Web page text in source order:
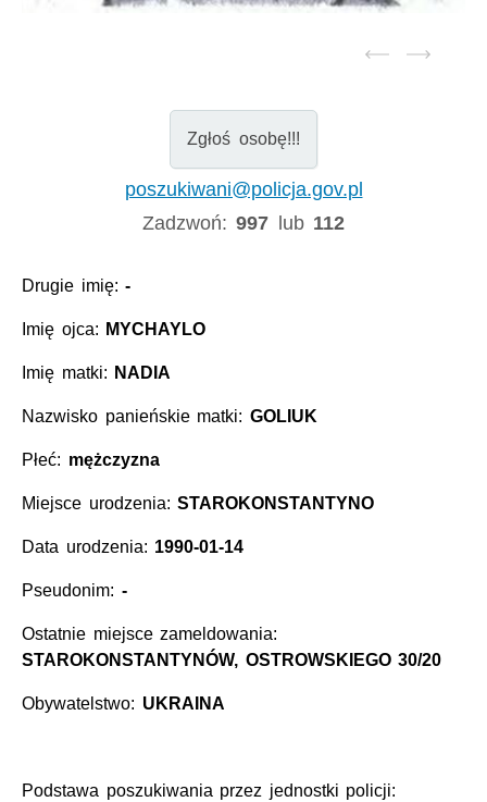
Zgłoś osobę!!!
poszukiwani@policja.gov.pl
Zadzwoń:997 lub 112
Drugie imię:-
Imię ojca: MYCHAYLO
Imię matki: NADIA
Nazwisko panieńskie matki: GOLIUK
Płeć: mężczyzna
Miejsce urodzenia:STAROKONSTANTYNO
Data urodzenia: 1990-01-14
Pseudonim: -
Ostatnie miejsce zameldowania:
STAROKONSTANTYNÓW, OSTROWSKIEGO 30/20
Obywatelstwo: UKRAINA
Podstawa poszukiwania przez jednostki policji: